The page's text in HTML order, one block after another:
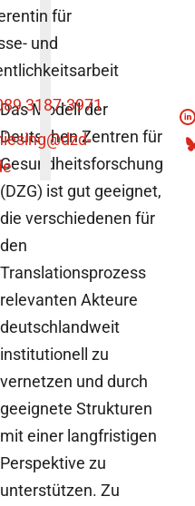
Das Modell der
Deutschen Zentren für
Gesundheitsforschung
(DZG) ist gut geeignet,
die verschiedenen für
den
Translationsprozess
relevanten Akteure
deutschlandweit
institutionell zu
vernetzen und durch
geeignete Strukturen
mit einer langfristigen
Perspektive zu
unterstützen. Zu
für
und
3187-3971
@dzd-